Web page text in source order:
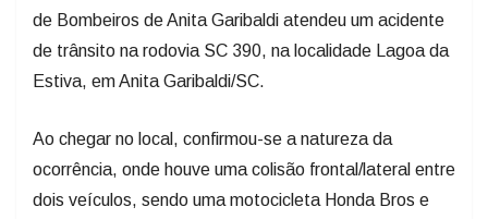
de Bombeiros de Anita Garibaldi atendeu um acidente
de trânsito na rodovia SC 390, na localidade Lagoa da
Estiva, em Anita Garibaldi/SC.
Ao chegar no local, confirmou-se a natureza da
ocorrência, onde houve uma colisão frontal/lateral entre
dois veículos, sendo uma motocicleta Honda Bros e